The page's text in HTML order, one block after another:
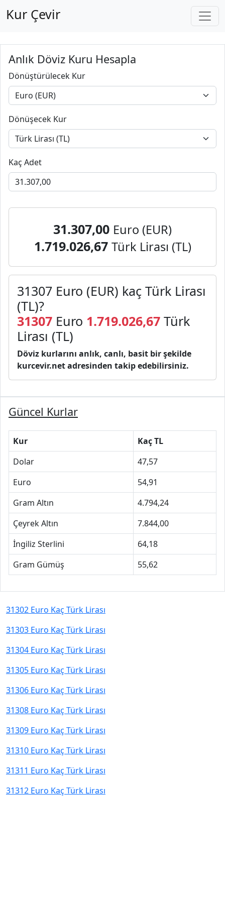
Kur Çevir
Anlık Döviz Kuru Hesapla
Dönüştürülecek Kur
Dönüşecek Kur
Kaç Adet
31.307,00 Euro (EUR)
1.719.026,67 Türk Lirası (TL)
31307 Euro (EUR) kaç Türk Lirası
(TL)?
31307 Euro 1.719.026,67 Türk
Lirası (TL)
Döviz kurlarını anlık, canlı, basit bir şekilde
kurcevir.net adresinden takip edebilirsiniz.
Güncel Kurlar
Kur
Kaç TL
Dolar
47,57
Euro
54,91
Gram Altın
4.794,24
Çeyrek Altın
7.844,00
İngiliz Sterlini
64,18
Gram Gümüş
55,62
31302 Euro Kaç Türk Lirası
31303 Euro Kaç Türk Lirası
31304 Euro Kaç Türk Lirası
31305 Euro Kaç Türk Lirası
31306 Euro Kaç Türk Lirası
31308 Euro Kaç Türk Lirası
31309 Euro Kaç Türk Lirası
31310 Euro Kaç Türk Lirası
31311 Euro Kaç Türk Lirası
31312 Euro Kaç Türk Lirası